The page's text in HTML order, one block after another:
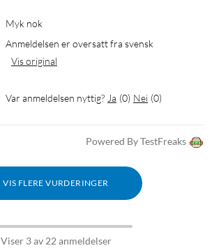
myk nok
Anmeldelsen er oversatt fra svensk
Vis original
Var anmeldelsen nyttig? Ja (0) Nei (0)
Powered By TestFreaks
VIS FLERE VURDERINGER
Viser 3 av 22 anmeldelser